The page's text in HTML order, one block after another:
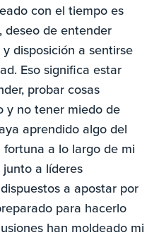
con el tiempo es
deseo de entender
disposición a sentirse
Eso significa estar
probar cosas
y no tener miedo de
aprendido algo del
a lo largo de mi
a líderes
a apostar por
para hacerlo
han moldeado mi